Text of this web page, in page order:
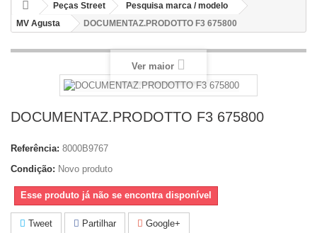
Peças Street
Pesquisa marca / modelo
MV Agusta
DOCUMENTAZ.PRODOTTO F3 675800
Ver maior
DOCUMENTAZ.PRODOTTO F3 675800
Referência: 8000B9767
Condição: Novo produto
Esse produto já não se encontra disponível
Tweet Partilhar Google+